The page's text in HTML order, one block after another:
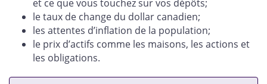
et ce que vous touchez sur vos dépôts;
le taux de change du dollar canadien;
les attentes d’inflation de la population;
le prix d’actifs comme les maisons, les actions et
les obligations.